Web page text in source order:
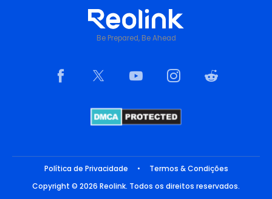
Be Prepared, Be Ahead
Política de Privacidade •
Termos & Condições
Copyright © 2026 Reolink. Todos os direitos reservados.